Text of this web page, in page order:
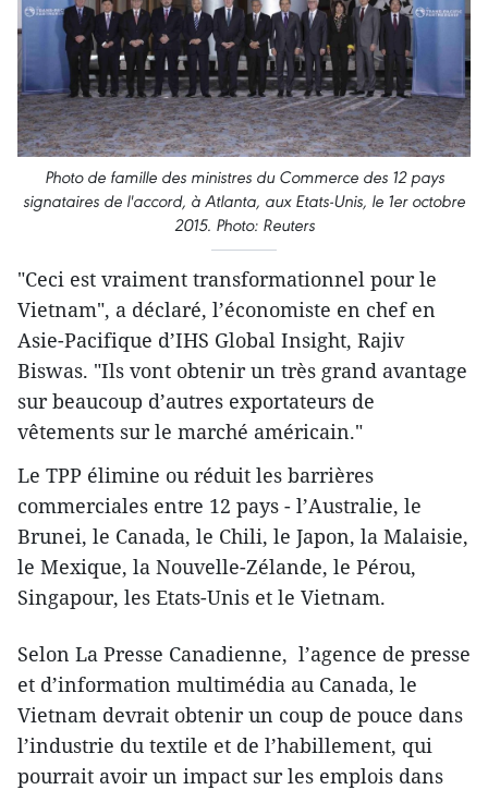
Photo de famille des ministres du Commerce des 12 pays
signataires de l'accord, à Atlanta, aux Etats-Unis, le 1er octobre
2015. Photo: Reuters
"Ceci est vraiment transformationnel pour le
Vietnam", a déclaré, l’économiste en chef en
Asie-Pacifique d’IHS Global Insight, Rajiv
Biswas. "Ils vont obtenir un très grand avantage
sur beaucoup d’autres exportateurs de
vêtements sur le marché américain."
Le TPP élimine ou réduit les barrières
commerciales entre 12 pays - l’Australie, le
Brunei, le Canada, le Chili, le Japon, la Malaisie,
le Mexique, la Nouvelle-Zélande, le Pérou,
Singapour, les Etats-Unis et le Vietnam.
Selon La Presse Canadienne, l’agence de presse
et d’information multimédia au Canada, le
Vietnam devrait obtenir un coup de pouce dans
l’industrie du textile et de l’habillement, qui
pourrait avoir un impact sur les emplois dans